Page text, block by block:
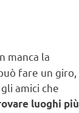
manca la
fare un giro,
amici che
luoghi più